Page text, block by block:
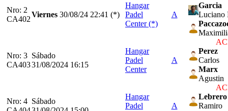
Nro: 2
CA402
Viernes 30/08/24 22:41 (*)
Hangar
Padel
Center (*)
A
Garcia
Luciano
Nro: 3
CA403
Sábado
31/08/2024 16:15
Hangar
Padel
Center
A
Perez
Carlos
Marx
Agustin
Nro: 4 Sábado
Hangar
Padel
A
Lebrero
Ramiro